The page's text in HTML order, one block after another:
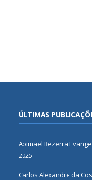
ÚLTIMAS
Abimael Bezerra
2025
Carlos Alexandre da